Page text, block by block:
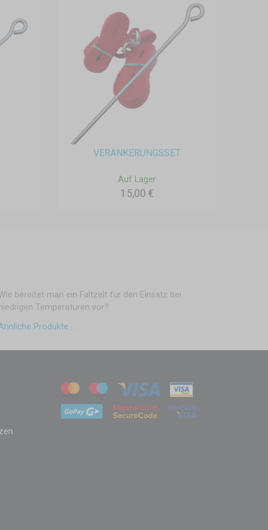
VERANKERUNGSSET
Auf Lager
15,00 €
bereitet man ein Faltzelt für den Einsatz bei
Temperaturen vor?
Produkte ...